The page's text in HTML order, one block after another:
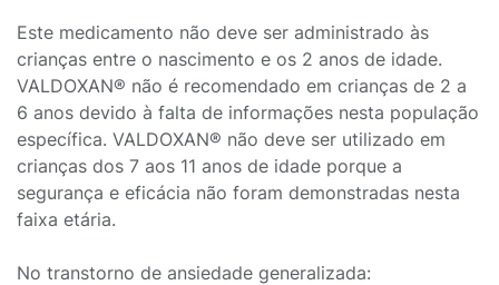
Este medicamento não deve ser administrado às
crianças entre o nascimento e os 2 anos de idade.
VALDOXAN® não é recomendado em crianças de 2 a
6 anos devido à falta de informações nesta população
específica. VALDOXAN® não deve ser utilizado em
crianças dos 7 aos 11 anos de idade porque a
segurança e eficácia não foram demonstradas nesta
faixa etária.
No transtorno de ansiedade generalizada: